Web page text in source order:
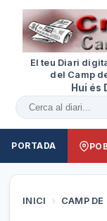
El teu Diari
del Camp
Hui és
Cercar al diari
PORTADA
INICI › CAMP DE